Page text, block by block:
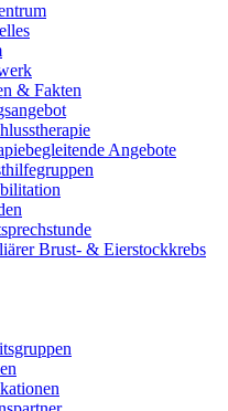
& Fakten
Angebote
Brust- & Eierstockkrebs